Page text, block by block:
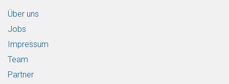
Über uns
Jobs
Impressum
Team
Partner